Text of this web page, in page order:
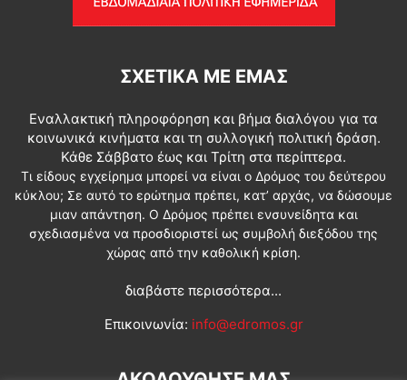
ΣΧΕΤΙΚΆ ΜΕ ΕΜΆΣ
Εναλλακτική πληροφόρηση και βήμα διαλόγου για τα
κοινωνικά κινήματα και τη συλλογική πολιτική δράση.
Κάθε Σάββατο έως και Τρίτη στα περίπτερα.
Τι είδους εγχείρημα μπορεί να είναι ο Δρόμος του δεύτερου
κύκλου; Σε αυτό το ερώτημα πρέπει, κατ’ αρχάς, να δώσουμε
μιαν απάντηση. Ο Δρόμος πρέπει ενσυνείδητα και
σχεδιασμένα να προσδιοριστεί ως συμβολή διεξόδου της
χώρας από την καθολική κρίση.
διαβάστε περισσότερα...
Επικοινωνία: info@edromos.gr